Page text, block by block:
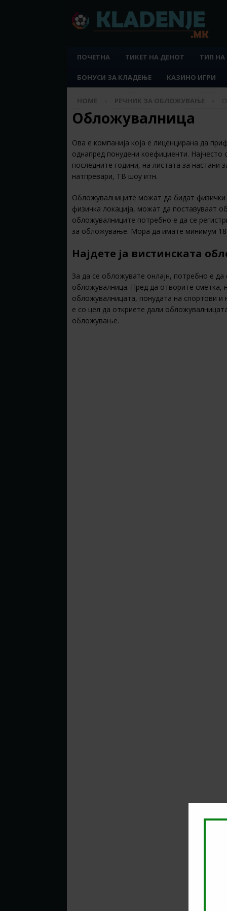
ПОЧЕТНА ТИКЕТ НА ДЕНОТ ТИП
БОНУСИ ЗА КЛАДЕЊЕ КАЗИНО ИГРИ
HOME РЕЧНИК ЗА ОБЛОЖУВАЊЕ
Обложувалница
Ова е компанија која е лиценцирана да
однапред понудени коефициенти.
последните години, на листата за
натпревари, ТВ шоу итн.
Обложувалниците можат да бидат
физичка локација, можат да поставуваат
обложувалниците потребно е да се
за обложување. Мора да имате минимум 18
Најдете ја вистинската
За да се обложувате онлајн, потребно е да
обложувалница. Пред да отворите сметка,
обложувалницата, понудата на спортови
е со цел да откриете дали
обложување.